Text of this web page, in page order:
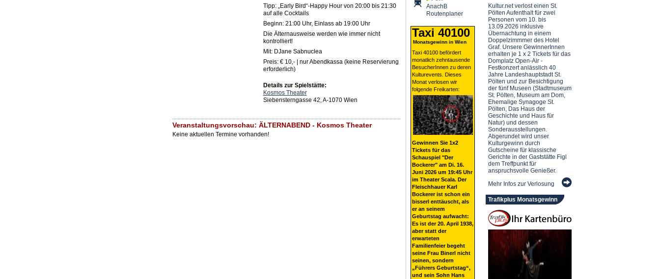
Tipp: „Early Bird“-Happy Hour von 20:00 bis 21:30
auf alle Cocktails
Beginn: 21:00 Uhr, Einlass ab 19:00 Uhr
Die Älternausweise werden wie immer nicht
kontrolliert!
Mit: DJane Sabnuclea
Preis: € 10,- | nur Abendkassa (keine Reservierung
erforderlich)
Details zur Spielstätte:
Kosmos Theater
Siebensterngasse 42, A-1070 Wien
Veranstaltungsvorschau: ÄLTERNABEND - Kosmos Theater
Keine aktuellen Termine vorhanden!
AnachB
Routenplaner
Taxi 40100
Monatsgewinn in Wien
Taxi 40100 befördert
monatlich zehntausende
BesucherInnen zu deren
Kulturevents. Dieses
Monat verlosen wir
folgende Freikarten:
Gewinnen Sie 1x2
Tickets für das
Schauspiel "Der
Bockerer" am Di. 16.
Juni 2026 um 19:45 Uhr
im Theater Scala. Der
Fleischhauer Karl
Bockerer ist schon ein
bisserl enttäuscht, als
er an seinem
Geburtstag aufwacht:
Es ist der 20. April 1938,
aber statt der
erwarteten
Familienfeier begeht
seine Frau Binerl nicht
seinen, sondern
„Führers Geburtstag“,
und sein Sohn Hans
Kultur.net verlost einen St.
Pölten Aufenthalt für zwei
Personen vom 10. bis
13.09.2026 inklusive
Übernachtung in einem
Doppelzimmmer des Hotel
Graf. Unsere GewinnerInnen
erhalten je 1 x 2 Tickets für das
Domplatz Open-Air -
Festkonzert anlässlich 40
Jahre Landeshauptstadt St.
Pölten und zur Besichtigung
der fünf Museen (Stadtmuseum
St. Pölten, Museum am Dom,
Ehemalige Synagoge St.
Pölten, Das Haus der
Geschichte und Haus für
Natur) und dessen
Sonderausstellungen.
Abgerundet wird unser
Kulturgewinn durch
Gutscheine für klassische
Gerichte in der Gaststätte Figl
dem Treffpunkt für
anspruchsvolle Genießer.
Mehr Infos zur Verlosung
Trafikplus Monatsgewinn